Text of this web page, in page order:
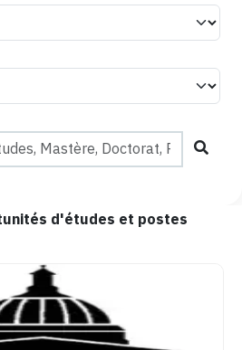
d'études et postes